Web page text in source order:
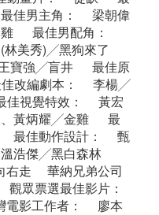
佳男主角： 梁朝偉
最佳男配角：
美秀)╱黑狗來了
寶強╱盲井 最佳原
改編劇本： 李楊╱
視覺特效： 黃宏
黃炳耀╱金雞 最
最佳動作設計： 甄
浩傑╱黑白森林
走 華納兄弟公司
票選最佳影片：
影工作者： 廖本